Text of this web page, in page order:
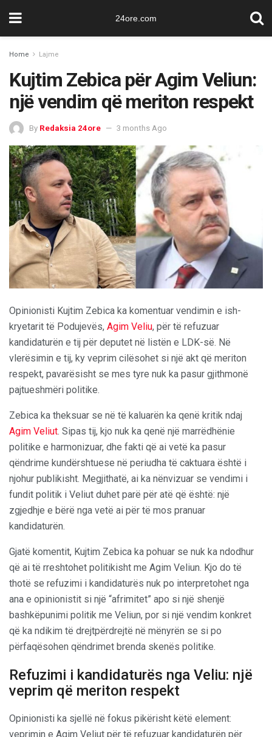
24ore.com
Home Lajme
Kujtim Zebica për Agim Veliun:
një vendim që meriton respekt
By Redaksia 24ore 3 months Ago
Opinionisti Kujtim Zebica ka komentuar vendimin e ish-
kryetarit të Podujevës, Agim Veliu, për të refuzuar
kandidaturën e tij për deputet në listën e LDK-së. Në
vlerësimin e tij, ky veprim cilësohet si një akt që meriton
respekt, pavarësisht se mes tyre nuk ka pasur gjithmonë
pajtueshmëri politike.
Zebica ka theksuar se në të kaluarën ka qenë kritik ndaj
Agim Veliut. Sipas tij, kjo nuk ka qenë një marrëdhënie
politike e harmonizuar, dhe fakti që ai vetë ka pasur
qëndrime kundërshtuese në periudha të caktuara është i
njohur publikisht. Megjithatë, ai ka nënvizuar se vendimi i
fundit politik i Veliut duhet parë për atë që është: një
zgjedhje e bërë nga vetë ai për të mos pranuar
kandidaturën.
Gjatë komentit, Kujtim Zebica ka pohuar se nuk ka ndodhur
që ai të rreshtohet politikisht me Agim Veliun. Kjo do të
thotë se refuzimi i kandidaturës nuk po interpretohet nga
ana e opinionistit si një “afrimitet” apo si një shenjë
bashkëpunimi politik me Veliun, por si një vendim konkret
që ka ndikim të drejtpërdrejtë në mënyrën se si po
përfaqësohen qëndrimet brenda skenës politike.
Refuzimi i kandidaturës nga Veliu: një
veprim që meriton respekt
Opinionisti ka sjellë në fokus pikërisht këtë element:
veprimin e Agim Veliut për të refuzuar kandidaturën për